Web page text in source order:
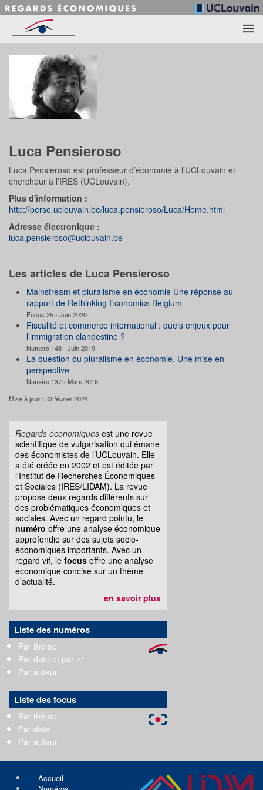
Accéder au contenu principal
Luca Pensieroso
Luca Pensieroso est professeur d’économie à l’UCLouvain et
chercheur à l’IRES (UCLouvain).
Plus d'information :
http://perso.uclouvain.be/luca.pensieroso/Luca/Home.html
Adresse électronique :
luca.pensieroso@uclouvain.be
Les articles de Luca Pensieroso
Mainstream et pluralisme en économie Une réponse au
rapport de Rethinking Economics Belgium
Focus 25 - Juin 2020
Fiscalité et commerce international : quels enjeux pour
l’immigration clandestine ?
Numéro 148 - Juin 2019
La question du pluralisme en économie. Une mise en
perspective
Numéro 137 - Mars 2018
Mise à jour : 33 février 2024
Regards économiques est une revue
scientifique de vulgarisation qui émane
des économistes de l’UCLouvain. Elle
a été créée en 2002 et est éditée par
l'Institut de Recherches Économiques
et Sociales (IRES/LIDAM). La revue
propose deux regards différents sur
des problématiques économiques et
sociales. Avec un regard pointu, le
numéro offre une analyse économique
approfondie sur des sujets socio-
économiques importants. Avec un
regard vif, le focus offre une analyse
économique concise sur un thème
d’actualité.
en savoir plus
Liste des numéros
Par thème
Par date et par n°
Par auteur
Liste des focus
Par thème
Par date
Par auteur
Accueil